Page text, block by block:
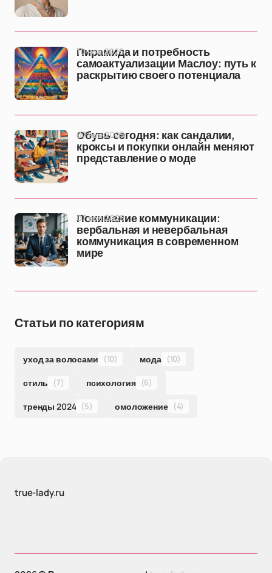
Пирамида и потребность
самоактуализации Маслоу: путь к
раскрытию своего потенциала
10 ноя 2025
Обувь сегодня: как сандалии,
кроксы и покупки онлайн меняют
представление о моде
07 ноя 2025
Понимание коммуникации:
вербальная и невербальная
коммуникация в современном
мире
07 ноя 2025
Статьи по категориям
уход за волосами (10) мода (10)
стиль (7) психология (6)
тренды 2024 (5) омоложение (4)
true-lady.ru